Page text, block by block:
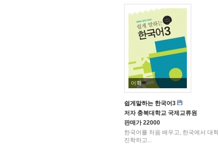
어학
쉽게말하는 한국어3
저자충북대학교 국제교류원
판매가22000
한국어를 처음 배우고, 한국에서 대
진학하고...